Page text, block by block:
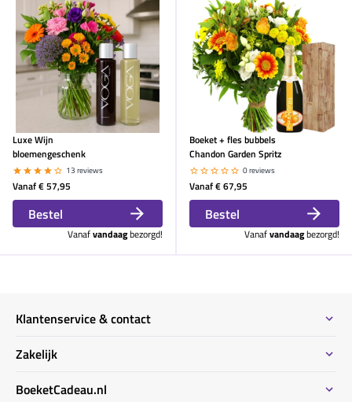
Luxe Wijn
bloemengeschenk
13 reviews
Vanaf€ 57,95
Bestel
Vanafvandaagbezorgd!
Boeket + fles bubbels
Chandon Garden Spritz
0 reviews
Vanaf€ 67,95
Bestel
Vanafvandaagbezorgd!
Klantenservice & contact
Contact
Bestellen & Betalen
Zakelijk
Bestel informatie zakelijk
BoeketCadeau.nl